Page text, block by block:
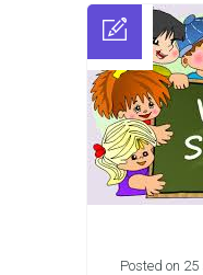
Posted on